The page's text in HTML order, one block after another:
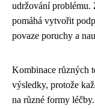
udržování problému.
pomáhá vytvořit
povaze poruchy a
Kombinace různých
výsledky, protože
na různé formy